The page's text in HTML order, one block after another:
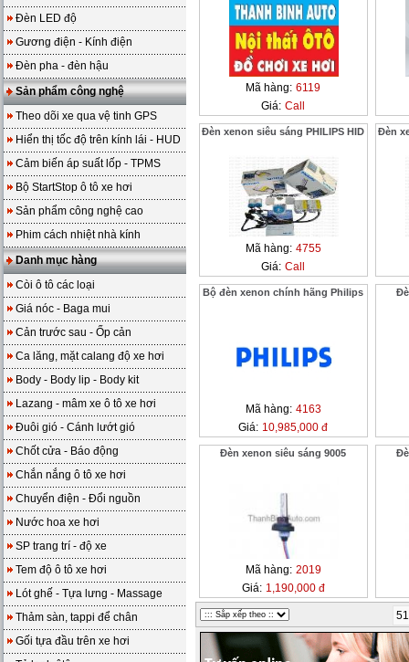
Đèn LED độ
Gương điện - Kính điện
Đèn pha - đèn hậu
Sản phẩm công nghệ
Theo dõi xe qua vệ tinh GPS
Hiển thị tốc độ trên kính lái - HUD
Cảm biến áp suất lốp - TPMS
Bộ StartStop ô tô xe hơi
Sản phẩm công nghệ cao
Phim cách nhiệt nhà kính
Danh mục hàng
Còi ô tô các loại
Giá nóc - Baga mui
Cản trước sau - Ốp cản
Ca lăng, mặt calang độ xe hơi
Body - Body lip - Body kit
Lazang - mâm xe ô tô xe hơi
Đuôi gió - Cánh lướt gió
Chốt cửa - Báo động
Chắn nắng ô tô xe hơi
Chuyển điện - Đổi nguồn
Nước hoa xe hơi
SP trang trí - độ xe
Tem độ ô tô xe hơi
Lót ghế - Tựa lưng - Massage
Thảm sàn, tappi để chân
Gối tựa đầu trên xe hơi
Mã hàng: 6119
Giá: Call
Đèn xenon siêu sáng PHILIPS HID
Mã hàng: 4755
Giá: Call
Đèn
Bộ đèn xenon chính hãng Philips
Mã hàng: 4163
Giá: 10,985,000 đ
Đèn xenon siêu sáng 9005
Mã hàng: 2019
Giá: 1,190,000 đ